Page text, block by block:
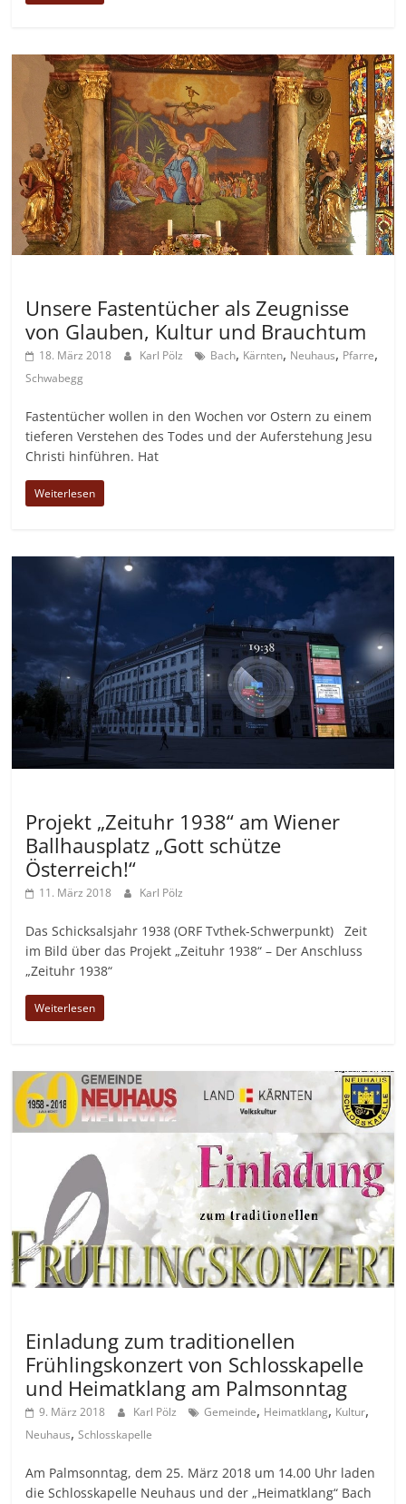
Unsere Fastentücher als Zeugnisse
von Glauben, Kultur und Brauchtum
18. März 2018 Karl Pölz Bach, Kärnten, Neuhaus, Pfarre,
Schwabegg
Fastentücher wollen in den Wochen vor Ostern zu einem
tieferen Verstehen des Todes und der Auferstehung Jesu
Christi hinführen. Hat
Weiterlesen
Projekt „Zeituhr 1938“ am Wiener
Ballhausplatz „Gott schütze
Österreich!“
11. März 2018 Karl Pölz
Das Schicksalsjahr 1938 (ORF Tvthek-Schwerpunkt) Zeit
im Bild über das Projekt „Zeituhr 1938“ – Der Anschluss
„Zeituhr 1938“
Weiterlesen
Einladung zum traditionellen
Frühlingskonzert von Schlosskapelle
und Heimatklang am Palmsonntag
9. März 2018 Karl Pölz Gemeinde, Heimatklang, Kultur,
Neuhaus,Schlosskapelle
Am Palmsonntag, dem 25. März 2018 um 14.00 Uhr laden
die Schlosskapelle Neuhaus und der „Heimatklang“ Bach